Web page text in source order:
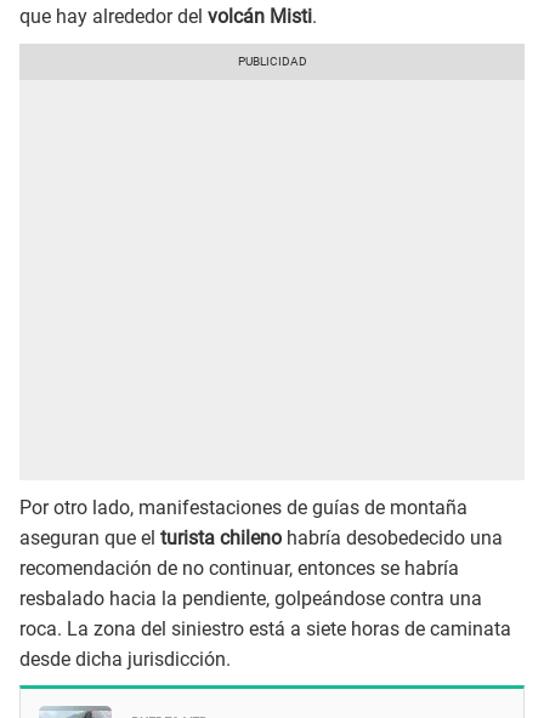
que hay alrededor del volcán Misti.
Por otro lado, manifestaciones de guías de montaña
aseguran que el turista chileno habría desobedecido una
recomendación de no continuar, entonces se habría
resbalado hacia la pendiente, golpeándose contra una
roca. La zona del siniestro está a siete horas de caminata
desde dicha jurisdicción.